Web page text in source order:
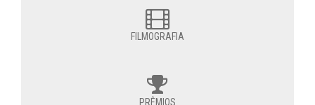
FILMOGRAFIA
PRÊMIOS